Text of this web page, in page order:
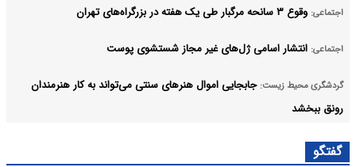
اجتماعی: وقوع ۳ سانحه مرگبار طی یک هفته در بزرگراه‌های تهران
اجتماعی: انتشار اسامی ژل‌های غیر مجاز شستشوی پوست
گردشگری محیط زیست: جابجایی اموال هنرهای سنتی می‌تواند به کار هنرمندان
رونق ببخشد
اجتماعی: اعلام جزئیات ثبت ادعا، تهیه نقشه UTM و ارائه مادر سند گفتگو